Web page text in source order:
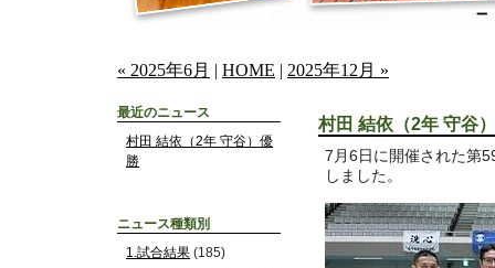
« 2025年6月 | HOME | 2025年12月 »
最近のニュース
村田 結依（2年 守谷）優
勝
ニュース種類別
1.試合結果 (185)
村田 結依（2年 守谷
7月6日に開催された第
しました。